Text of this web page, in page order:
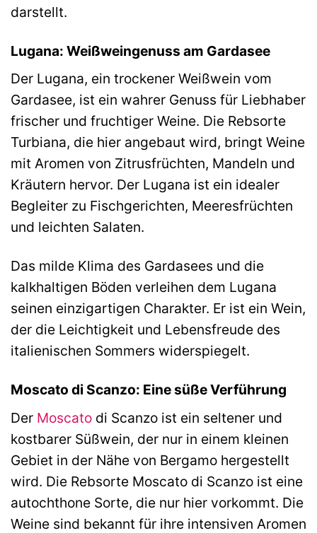
darstellt.
Lugana: Weißweingenuss am Gardasee
Der Lugana, ein trockener Weißwein vom
Gardasee, ist ein wahrer Genuss für Liebhaber
frischer und fruchtiger Weine. Die Rebsorte
Turbiana, die hier angebaut wird, bringt Weine
mit Aromen von Zitrusfrüchten, Mandeln und
Kräutern hervor. Der Lugana ist ein idealer
Begleiter zu Fischgerichten, Meeresfrüchten
und leichten Salaten.
Das milde Klima des Gardasees und die
kalkhaltigen Böden verleihen dem Lugana
seinen einzigartigen Charakter. Er ist ein Wein,
der die Leichtigkeit und Lebensfreude des
italienischen Sommers widerspiegelt.
Moscato di Scanzo: Eine süße Verführung
Der Moscato di Scanzo ist ein seltener und
kostbarer Süßwein, der nur in einem kleinen
Gebiet in der Nähe von Bergamo hergestellt
wird. Die Rebsorte Moscato di Scanzo ist eine
autochthone Sorte, die nur hier vorkommt. Die
Weine sind bekannt für ihre intensiven Aromen